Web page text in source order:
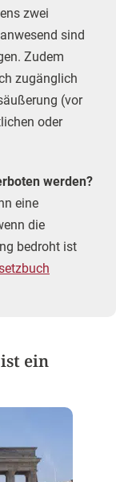
zwei
sind
Zudem
zugänglich
(vor
oder
werden?
eine
die
bedroht ist
ein